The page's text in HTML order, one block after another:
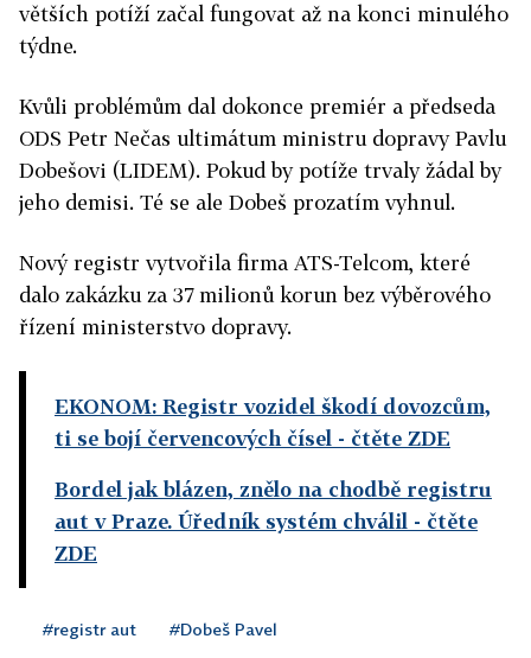
větších potíží začal fungovat až na konci minulého
týdne.
Kvůli problémům dal dokonce premiér a předseda
ODS Petr Nečas ultimátum ministru dopravy Pavlu
Dobešovi (LIDEM). Pokud by potíže trvaly žádal by
jeho demisi. Té se ale Dobeš prozatím vyhnul.
Nový registr vytvořila firma ATS-Telcom, které
dalo zakázku za 37 milionů korun bez výběrového
řízení ministerstvo dopravy.
EKONOM: Registr vozidel škodí dovozcům,
ti se bojí červencových čísel - čtěte ZDE
Bordel jak blázen, znělo na chodbě registru
aut v Praze. Úředník systém chválil - čtěte
ZDE
#registr aut #Dobeš Pavel